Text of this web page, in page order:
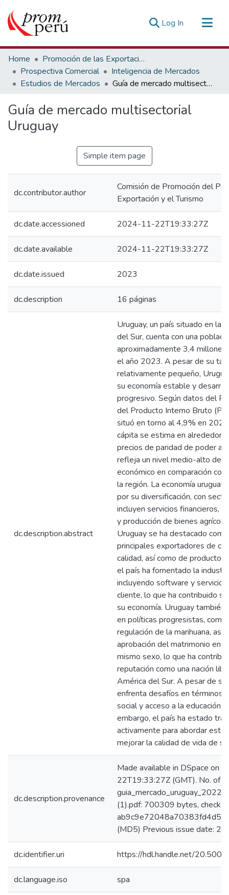
Log In (current)
Communities & Collections
All of DSpace
Statistics
Estadísticas Externas
Home
Promoción de las Exportaciones
Prospectiva Comercial
Inteligencia de Mercados
Estudios de Mercados
Guía de mercado multisectorial Uruguay
Guía de mercado multisectorial
Uruguay
Simple item page
dc.contributor.author
Comisión de Promoción del
Exportación y el Turismo
dc.date.accessioned 2024-11-22T19:33:27Z
dc.date.available 2024-11-22T19:33:27Z
dc.date.issued 2023
dc.description 16 páginas
dc.description.abstract
Uruguay, un país situado en la
del Sur, cuenta con una
aproximadamente 3,4 millones
el año 2023. A pesar de su
relativamente pequeño,
su economía estable y
progresivo. Según datos del
del Producto Interno Bruto
situó en torno al 4,9% en
cápita se estima en alrededor
precios de paridad de poder
refleja un nivel medio-alto de
económico en comparación
la región. La economía
por su diversificación, con
incluyen servicios financieros,
y producción de bienes
Uruguay se ha destacado
principales exportadores de
calidad, así como de
el país ha fomentado la
incluyendo software y
cliente, lo que ha contribuido
su economía. Uruguay también
en políticas progresistas, como
regulación de la marihuana, así
aprobación del matrimonio
mismo sexo, lo que ha
reputación como una nación
América del Sur. A pesar de
enfrenta desafíos en términos
social y acceso a la educación
embargo, el país ha estado
activamente para abordar
mejorar la calidad de vida de
dc.description.provenance
Made available in DSpace on
22T19:33:27Z (GMT). No. of
(1).pdf: 700309 bytes,
(MD5) Previous issue date:
dc.identifier.uri https://hdl.handle.net/
dc.language.iso spa